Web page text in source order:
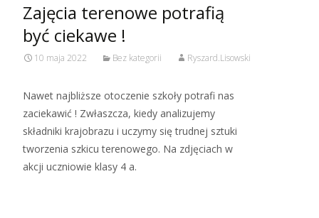
Zajęcia terenowe potrafią
być ciekawe !
10 maja 2022 Bez kategorii Ryszard.Lisowski
Nawet najbliższe otoczenie szkoły potrafi nas
zaciekawić ! Zwłaszcza, kiedy analizujemy
składniki krajobrazu i uczymy się trudnej sztuki
tworzenia szkicu terenowego. Na zdjęciach w
akcji uczniowie klasy 4 a.